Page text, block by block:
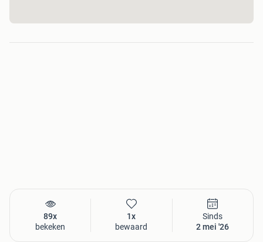
89x
bekeken
1x
bewaard
Sinds
2 mei '26